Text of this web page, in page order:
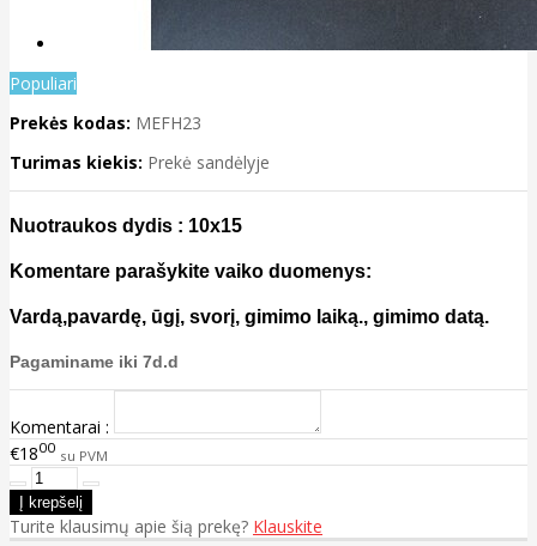
Populiari
Prekės kodas: MEFH23
Turimas kiekis: Prekė sandėlyje
Nuotraukos dydis : 10x15
Komentare parašykite vaiko duomenys:
Vardą,pavardę, ūgį, svorį, gimimo laiką., gimimo datą.
Pagaminame iki 7d.d
Komentarai :
€1800 su PVM
Turite klausimų apie šią prekę? Klauskite